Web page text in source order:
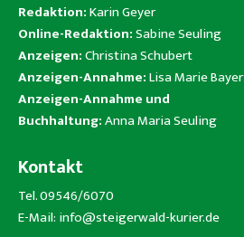
Redaktion:Karin Geyer
Online-Redaktion:Sabine Seuling
Anzeigen:Christina Schubert
Anzeigen-Annahme:Lisa Marie Bayer
Anzeigen-Annahme und
Buchhaltung:Anna Maria Seuling
Kontakt
Tel. 09546/6070
E-Mail: info@steigerwald-kurier.de